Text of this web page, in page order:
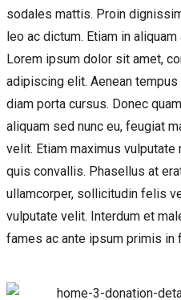
sodales mattis. Proin
leo ac dictum. Etiam in aliquam
Lorem ipsum dolor sit amet,
adipiscing elit. Aenean
diam porta cursus. Donec
aliquam sed nunc eu, feugiat
velit. Etiam maximus vulputate
quis convallis. Phasellus at
ullamcorper, sollicitudin felis
vulputate velit. Interdum et
fames ac ante ipsum primis in